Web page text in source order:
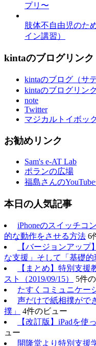
プリ〜
肢体不自由児のた
イン講習）
kintaのブログリンク
kintaのブログ（サ
kintaのブログリン
note
Twitter
マジカルトイボッ
お勧めリンク
Sam's e-AT Lab
ポランの広場
福島さんの
本日の人気記事
iPhoneのスイッチコ
的な動作をさせる方法 6
【バージョンアッ
な支援」そして「基礎的
【まとめ】特別支援
スト（2019/09/15）
5件
たすくコミュニケー
声だけで紙相撲がで
撲」
4件のビュー
【改訂版】iPadを使
ュー
開隆堂より特別支援